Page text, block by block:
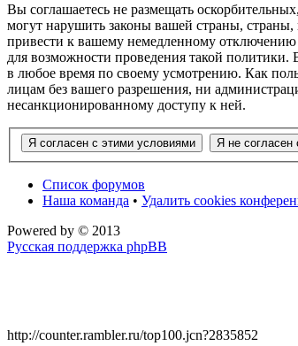
Вы соглашаетесь не размещать
могут нарушить законы вашей страны,
привести к вашему немедленному отключению
для возможности проведения такой
в любое время по своему усмотрению. Как
лицам без вашего разрешения, ни
несанкционированному доступу к ней.
Список форумов
Наша команда • Удалить cookies
Powered by © 2013
Русская поддержка phpBB
http://counter.rambler.ru/top100.jcn?2835852